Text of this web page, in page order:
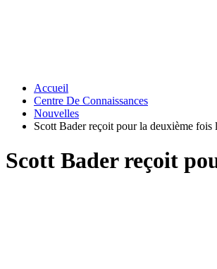
Accueil
Centre De Connaissances
Nouvelles
Scott Bader reçoit pour la deuxième fois
Scott Bader reçoit